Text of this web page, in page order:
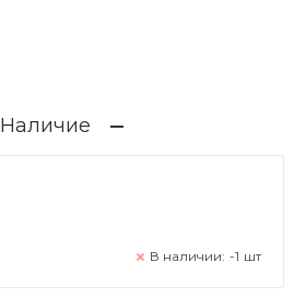
Наличие
В наличии: -1 шт